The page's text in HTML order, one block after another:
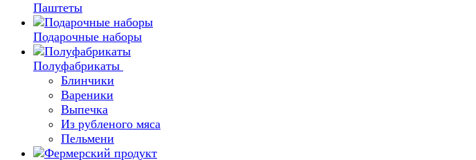
Паштеты
Подарочные наборы
Полуфабрикаты
Блинчики
Вареники
Выпечка
Из рубленого мяса
Пельмени